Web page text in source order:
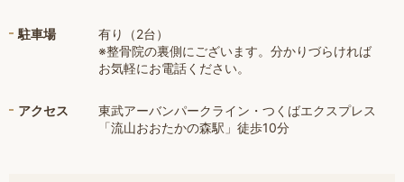
駐車場
有り（2台）
※整骨院の裏側にございます。分かりづらければ
お気軽にお電話ください。
アクセス
東武アーバンパークライン・つくばエクスプレス
「流山おおたかの森駅」徒歩10分